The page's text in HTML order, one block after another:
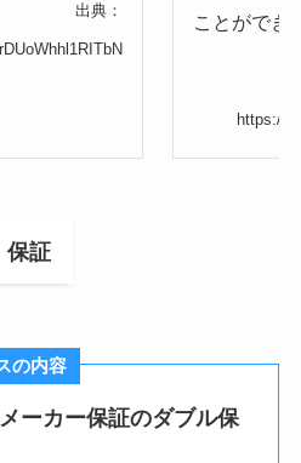
出典：
ことができ
https://
保証
の内容
ーカー保証のダブル保